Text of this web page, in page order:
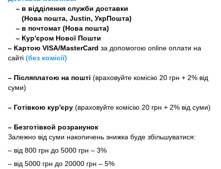
– в відділення служби доставки
(Нова пошта, Justin, УкрПошта)
– в почтомат (Нова пошта)
– Кур'єром Нової Пошти
– Картою VISA/MasterCard за допомогою online оплати на
сайті (без комісії)
– Післяплатою на пошті (враховуйте комісію 20 грн + 2% від
суми)
– Готівкою кур'єру (враховуйте комісію 20 грн + 2% від суми)
– Безготівкой розранунок
Залежно від суми накопичень знижка буде збільшуватися:
– від 800 грн до 5000 грн – 3%
– від 5000 грн до 20000 грн – 5%